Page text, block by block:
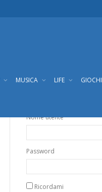
MUSICA LIFE GIOCHI
Nome utente
Password
Ricordami